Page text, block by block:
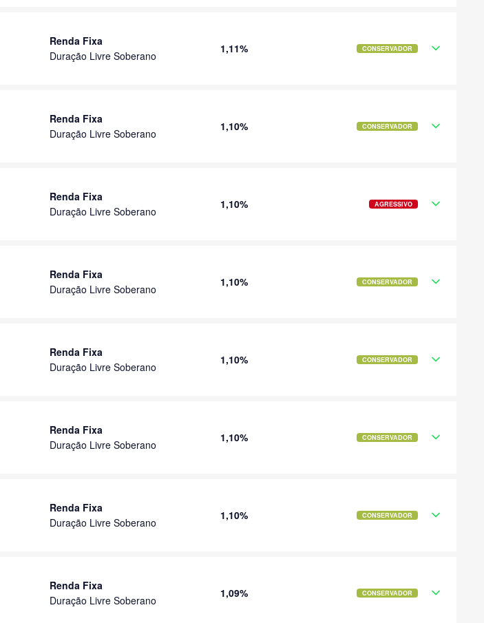
Renda Fixa
Duração Livre Soberano
1,11% CONSERVADOR
Renda Fixa
Duração Livre Soberano
1,10% CONSERVADOR
Renda Fixa
Duração Livre Soberano
1,10% AGRESSIVO
Renda Fixa
Duração Livre Soberano
1,10% CONSERVADOR
Renda Fixa
Duração Livre Soberano
1,10% CONSERVADOR
Renda Fixa
Duração Livre Soberano
1,10% CONSERVADOR
Renda Fixa
Duração Livre Soberano
1,10% CONSERVADOR
Renda Fixa
Duração Livre Soberano
1,09% CONSERVADOR